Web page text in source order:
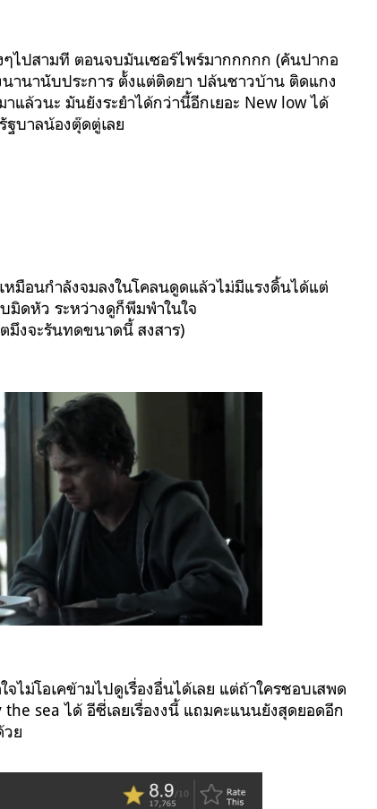
ปสามที ตอนจบมันเซอร์ไพร์มากกกกก (คันปากอ
านานับประการ ตั้งแต่ติดยา ปล้นชาวบ้าน ติดแกง
แล้วนะ มันยังระยำได้กว่านี้อีกเยอะ New low ได้
ฐบาลน้องตุ๊ดตู่เลย
อนกำลังจมลงในโคลนดูดแล้วไม่มีแรงดิ้นได้แต่
มิดหัว ระหว่างดูก็พึมพำในใจ
มึงจะรันทดขนาดนี้ สงสาร)
ม่โอเคข้ามไปดูเรื่องอื่นได้เลย แต่ถ้าใครชอบเสพด
sea ได้ อีซี่เลยเรื่องงนี้ แถมคะแนนยังสุดยอดอีก
วย